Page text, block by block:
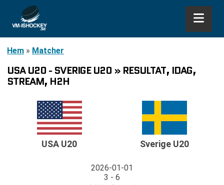
Hem » Matcher
USA U20 - SVERIGE U20 » RESULTAT, IDAG,
STREAM, H2H
USA U20
2026-01-01
3 - 6
Sverige U20